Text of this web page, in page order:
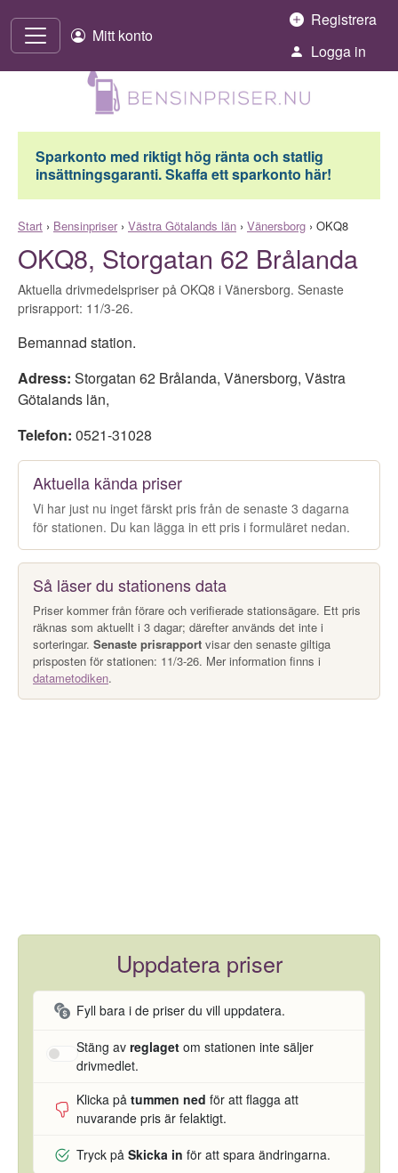
Mitt konto
Registrera
Logga in
Sparkonto med riktigt hög ränta och statlig
insättningsgaranti. Skaffa ett sparkonto här!
Start › Bensinpriser› Västra Götalands län › Vänersborg › OKQ8
OKQ8, Storgatan 62 Brålanda
Aktuella drivmedelspriser på OKQ8 i Vänersborg. Senaste
prisrapport: 11/3-26.
Bemannad station.
Adress: Storgatan 62 Brålanda, Vänersborg, Västra
Götalands län,
Telefon: 0521-31028
Aktuella kända priser
Vi har just nu inget färskt pris från de senaste 3 dagarna
för stationen. Du kan lägga in ett pris i formuläret nedan.
Så läser du stationens data
Priser kommer från förare och verifierade stationsägare. Ett pris
räknas som aktuellt i 3 dagar; därefter används det inte i
sorteringar. Senaste prisrapport visar den senaste giltiga
prisposten för stationen: 11/3-26. Mer information finns i
datametodiken.
Uppdatera priser
Fyll bara i de priser du vill uppdatera.
Stäng av reglaget om stationen inte säljer
drivmedlet.
Klicka på tummen ned för att flagga att
nuvarande pris är felaktigt.
Tryck på Skicka in för att spara ändringarna.